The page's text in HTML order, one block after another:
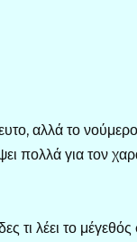
αλλά το
πολλά για τον
τι λέει το